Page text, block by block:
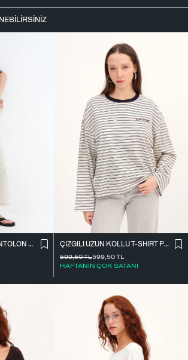
NAKIŞLI WIDE LEG PANTOLON PN01918
ÇIZGILI UZUN KOLLU T-SHIRT P10522
599,50TL
HAFTANIN ÇOK SATANI
599,50TL